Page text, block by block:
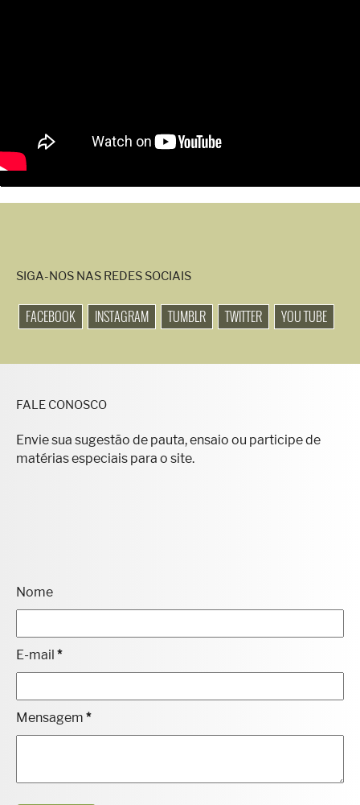
SIGA-NOS NAS REDES SOCIAIS
FACEBOOK INSTAGRAM TUMBLR TWITTER YOU TUBE
FALE CONOSCO
Envie sua sugestão de pauta, ensaio ou participe de
matérias especiais para o site.
Nome
E-mail *
Mensagem *